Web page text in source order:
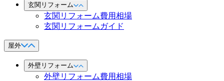
玄関リフォーム
玄関リフォーム費用相場
玄関リフォームガイド
屋外
外壁リフォーム
外壁リフォーム費用相場